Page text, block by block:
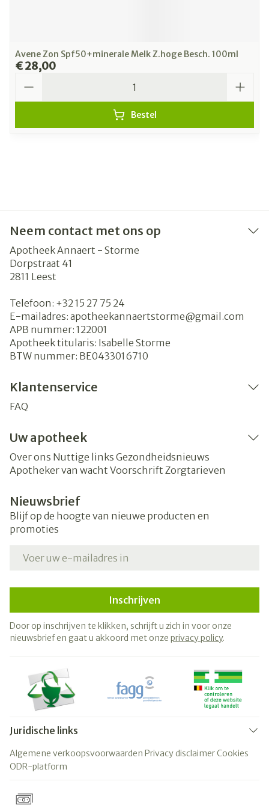
Avene Zon Spf50+minerale Melk Z.hoge Besch. 100ml
€ 28,00
Bestel
Neem contact met ons op
Apotheek Annaert - Storme
Dorpstraat 41
2811 Leest
Telefoon: +32 15 27 75 24
E-mailadres: apotheekannaertstorme@gmail.com
APB nummer: 122001
Apotheek titularis: Isabelle Storme
BTW nummer: BE0433016710
Klantenservice
FAQ
Uw apotheek
Over ons Nuttige links Gezondheidsnieuws
Apotheker van wacht Voorschrift Zorgtarieven
Nieuwsbrief
Blijf op de hoogte van nieuwe producten en
promoties
Inschrijven
Door op inschrijven te klikken, schrijft u zich in voor onze
nieuwsbrief en gaat u akkoord met onze privacy policy.
Juridische links
Algemene verkoopsvoorwaarden Privacy disclaimerCookies
ODR-platform